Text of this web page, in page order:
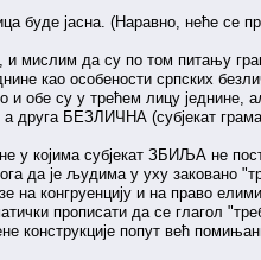
буде јасна. (Наравно, неће се
и мислим да су по том питању
као особености српских
обе су у трећем лицу једнине,
друга БЕЗЛИЧНА (субјекат
у којима субјекат ЗБИЉА не
да је људима у уху заковано
на конгруенцију и на право
прописати да се глагол
конструкције попут већ